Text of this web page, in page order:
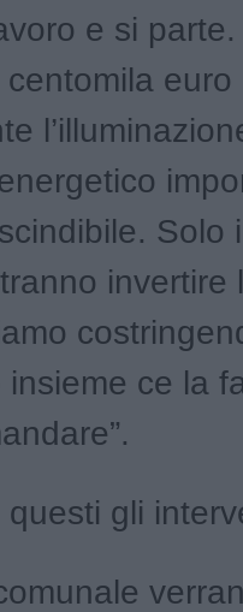
e si
Solo
invertire
ce la
gli